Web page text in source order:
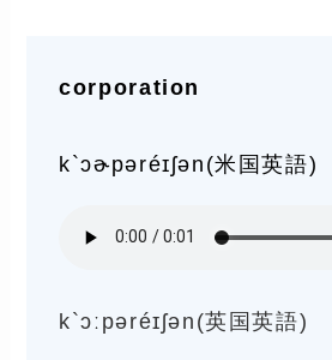
corporation
k`ɔɚpəréɪʃən(米国英語)
k`ɔːpəréɪʃən(英国英語)